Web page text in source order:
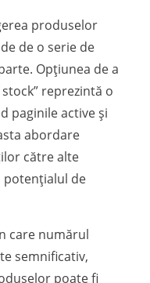
produselor
de o serie de
Opțiunea de a
reprezintă o
paginile active și
abordare
către alte
potențialul de
care numărul
semnificativ,
poate fi